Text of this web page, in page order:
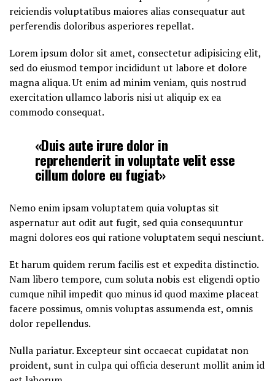
reiciendis voluptatibus maiores alias consequatur aut
perferendis doloribus asperiores repellat.
Lorem ipsum dolor sit amet, consectetur adipisicing elit,
sed do eiusmod tempor incididunt ut labore et dolore
magna aliqua. Ut enim ad minim veniam, quis nostrud
exercitation ullamco laboris nisi ut aliquip ex ea
commodo consequat.
«Duis aute irure dolor in
reprehenderit in voluptate velit esse
cillum dolore eu fugiat»
Nemo enim ipsam voluptatem quia voluptas sit
aspernatur aut odit aut fugit, sed quia consequuntur
magni dolores eos qui ratione voluptatem sequi nesciunt.
Et harum quidem rerum facilis est et expedita distinctio.
Nam libero tempore, cum soluta nobis est eligendi optio
cumque nihil impedit quo minus id quod maxime placeat
facere possimus, omnis voluptas assumenda est, omnis
dolor repellendus.
Nulla pariatur. Excepteur sint occaecat cupidatat non
proident, sunt in culpa qui officia deserunt mollit anim id